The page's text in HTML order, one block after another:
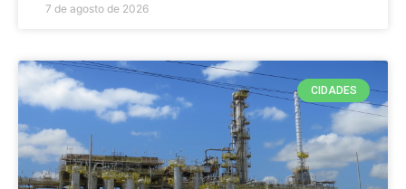
7 de agosto de 2026
CIDADES